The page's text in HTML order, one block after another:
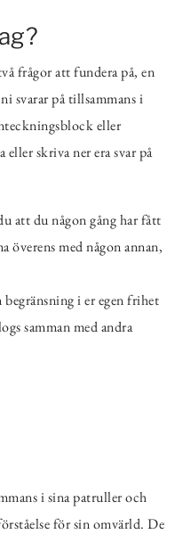
frågor att fundera på, en
svarar på tillsammans i
eller
skriva ner era svar på
att du någon gång har fått
överens med någon annan,
i er egen frihet
samman med andra
i sina patruller och
för sin omvärld. De